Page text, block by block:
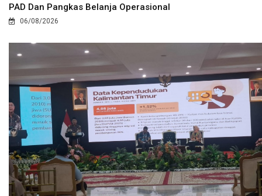
PAD Dan Pangkas Belanja Operasional
06/08/2026